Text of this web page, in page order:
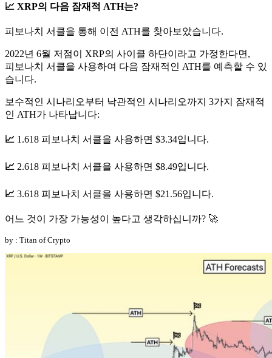
📈 XRP의 다음 잠재적 ATH는?
피보나치 서클을 통해 이전 ATH를 찾아보았습니다.
2022년 6월 저점이 XRP의 사이클 하단이라고 가정한다면,
피보나치 서클을 사용하여 다음 잠재적인 ATH를 예측할 수 있
습니다.
보수적인 시나리오부터 낙관적인 시나리오까지 3가지 잠재적
인 ATH가 나타납니다:
📈 1.618 피보나치 서클을 사용하면 $3.34입니다.
📈 2.618 피보나치 서클을 사용하면 $8.49입니다.
📈 3.618 피보나치 서클을 사용하면 $21.56입니다.
어느 것이 가장 가능성이 높다고 생각하십니까? 🚀
by : Titan of Crypto